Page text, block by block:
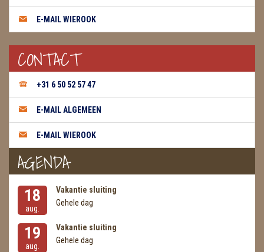
E-MAIL WIEROOK
CONTACT
+31 6 50 52 57 47
E-MAIL ALGEMEEN
E-MAIL WIEROOK
AGENDA
18
aug.
Vakantie sluiting
Gehele dag
19
aug.
Vakantie sluiting
Gehele dag